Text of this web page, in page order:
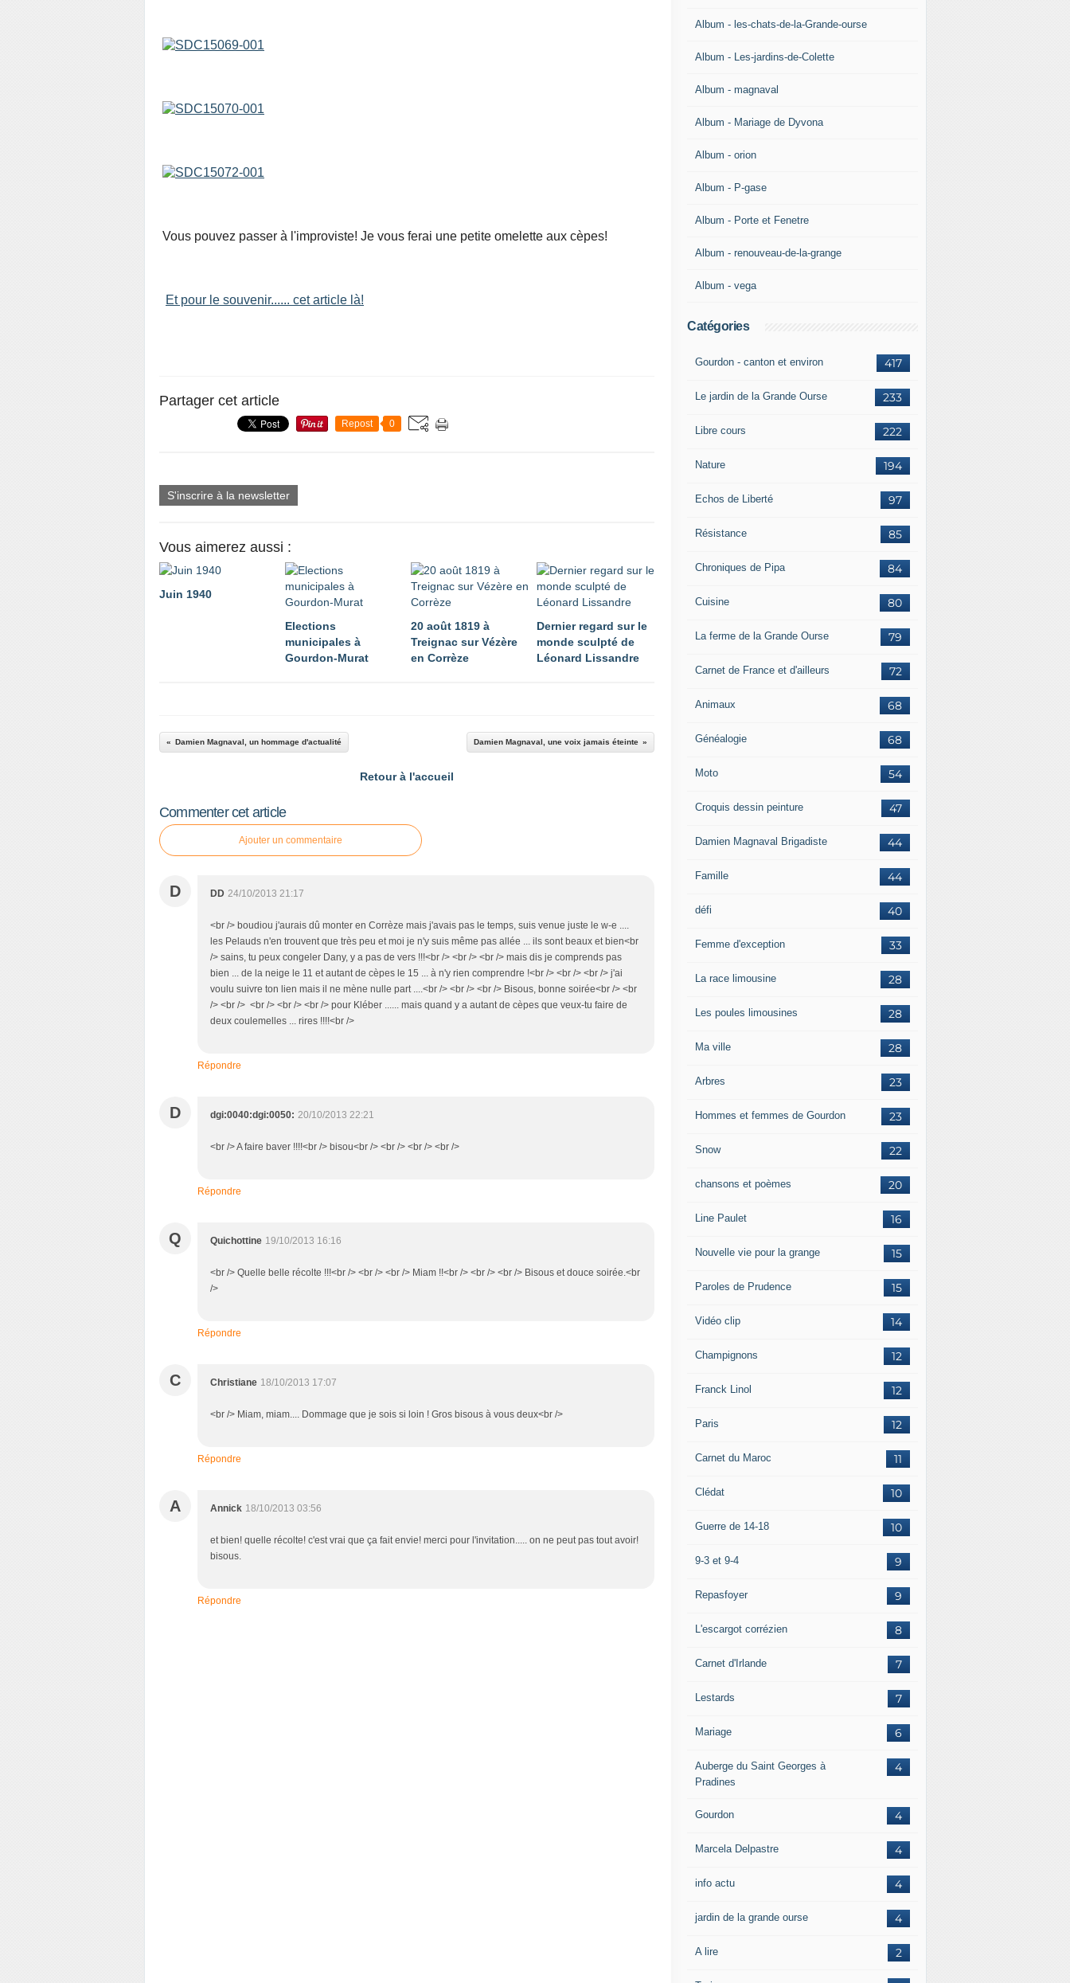
Vous pouvez passer à l'improviste! Je vous ferai une petite omelette aux cèpes!
Et pour le souvenir...... cet article là!
Partager cet article
Repost 0
S'inscrire à la newsletter
Vous aimerez aussi :
Juin 1940
Elections
municipales à
Gourdon-Murat
20 août 1819 à
Treignac sur Vézère
en Corrèze
Dernier regard sur le
monde sculpté de
Léonard Lissandre
Damien Magnaval, un hommage d'actualité Damien Magnaval, une voix jamais éteinte
Retour à l'accueil
Commenter cet article
Ajouter un commentaire
D DD 24/10/2013 21:17
<br /> boudiou j'aurais dû monter en Corrèze mais j'avais pas le temps, suis venue juste le w-e ....
les Pelauds n'en trouvent que très peu et moi je n'y suis même pas allée ... ils sont beaux et bien<br
/> sains, tu peux congeler Dany, y a pas de vers !!!<br /> <br /> <br /> mais dis je comprends pas
bien ... de la neige le 11 et autant de cèpes le 15 ... à n'y rien comprendre !<br /> <br /> <br /> j'ai
voulu suivre ton lien mais il ne mène nulle part ....<br /> <br /> <br /> Bisous, bonne soirée<br /> <br
/> <br /> <br /> <br /> <br /> pour Kléber ...... mais quand y a autant de cèpes que veux-tu faire de
deux coulemelles ... rires !!!!<br />
Répondre
D dgi:0040:dgi:0050: 20/10/2013 22:21
<br /> A faire baver !!!!<br /> bisou<br /> <br /> <br /> <br />
Répondre
Q Quichottine 19/10/2013 16:16
<br /> Quelle belle récolte !!!<br /> <br /> <br /> Miam !!<br /> <br /> <br /> Bisous et douce soirée.<br
/>
Répondre
C Christiane 18/10/2013 17:07
<br /> Miam, miam.... Dommage que je sois si loin ! Gros bisous à vous deux<br />
Répondre
A Annick 18/10/2013 03:56
et bien! quelle récolte! c'est vrai que ça fait envie! merci pour l'invitation..... on ne peut pas tout avoir!
bisous.
Répondre
Album - les-chats-de-la-Grande-ourse
Album - Les-jardins-de-Colette
Album - magnaval
Album - Mariage de Dyvona
Album - orion
Album - P-gase
Album - Porte et Fenetre
Album - renouveau-de-la-grange
Album - vega
Catégories
417
Gourdon - canton et environ
233
Le jardin de la Grande Ourse
222
Libre cours
194
Nature
97
Echos de Liberté
85
Résistance
84
Chroniques de Pipa
80
Cuisine
79
La ferme de la Grande Ourse
72
Carnet de France et d'ailleurs
68
Animaux
68
Généalogie
54
Moto
47
Croquis dessin peinture
44
Damien Magnaval Brigadiste
44
Famille
40
défi
33
Femme d'exception
28
La race limousine
28
Les poules limousines
28
Ma ville
23
Arbres
23
Hommes et femmes de Gourdon
22
Snow
20
chansons et poèmes
16
Line Paulet
15
Nouvelle vie pour la grange
15
Paroles de Prudence
14
Vidéo clip
12
Champignons
12
Franck Linol
12
Paris
11
Carnet du Maroc
10
Clédat
10
Guerre de 14-18
9
9-3 et 9-4
9
Repasfoyer
8
L'escargot corrézien
7
Carnet d'Irlande
7
Lestards
6
Mariage
4
Auberge du Saint Georges à
Pradines
4
Gourdon
4
Marcela Delpastre
4
info actu
4
jardin de la grande ourse
2
A lire